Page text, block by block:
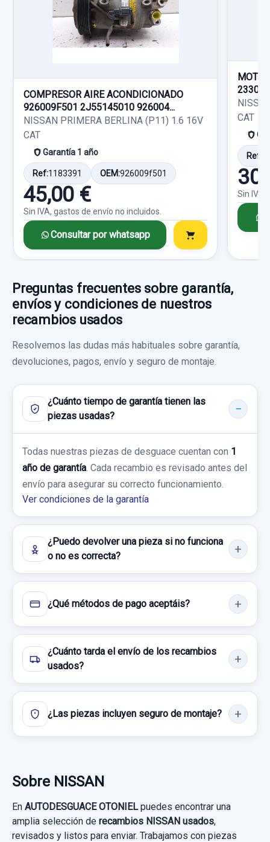
Sin IVA, gastos de envío no incluidos.
Ref:575534
80,00 €
Consultar por whatsapp
usado.
NISSAN PRIMASTAR (X83) 1.9 DCI DIESEL
Ref:570392
30,00 €
Sin IVA, gastos de envío no incluidos.
Consultar por whatsapp
COMPRESOR AIRE ACONDICIONADO
926009F501 2J55145010 926004...
NISSAN PRIMERA BERLINA (P11) 1.6 16V
CAT
Garantía 1 año
Ref:1183391 OEM:926009f501
45,00 €
Sin IVA, gastos de envío no incluidos.
Consultar por whatsapp
CAT
Ref:
Sin IVA,
Preguntas frecuentes sobre garantía,
envíos y condiciones de nuestros
recambios usados
Resolvemos las dudas más habituales sobre garantía,
devoluciones, pagos, envío y seguro de montaje.
¿Cuánto tiempo de garantía tienen las
piezas usadas?
Todas nuestras piezas de desguace cuentan con 1
año de garantía . Cada recambio es revisado antes del
envío para asegurar su correcto funcionamiento.
Ver condiciones de la garantía
¿Puedo devolver una pieza si no funciona
o no es correcta?
¿Qué métodos de pago aceptáis?
¿Cuánto tarda el envío de los recambios
usados?
¿Las piezas incluyen seguro de montaje?
Sobre NISSAN
En AUTODESGUACE OTONIELpuedes encontrar una
amplia selección de recambios NISSAN usados,
revisados y listos para enviar. Trabajamos con piezas